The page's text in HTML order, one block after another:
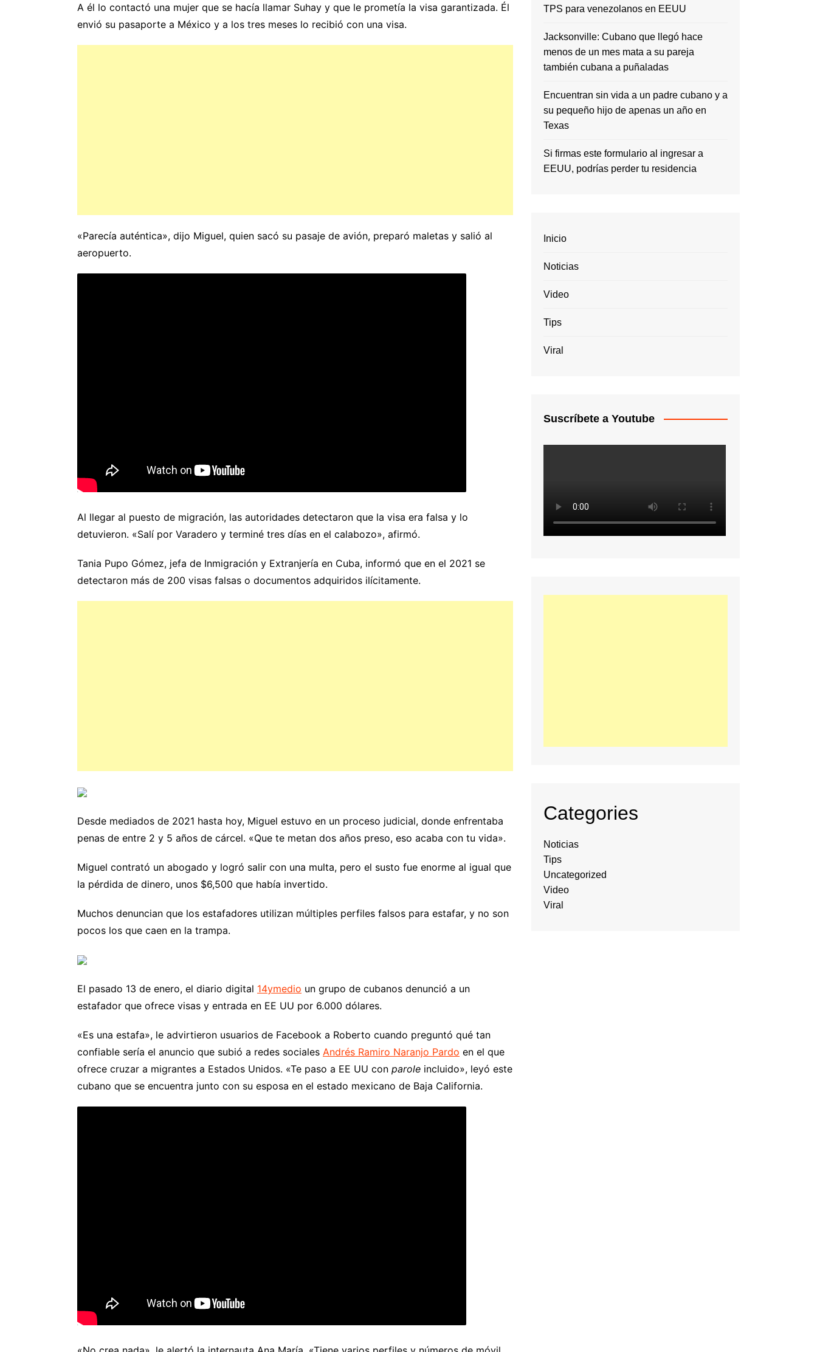
A él lo contactó una mujer que se hacía llamar Suhay y que le prometía la visa garantizada. Él
envió su pasaporte a México y a los tres meses lo recibió con una visa.
«Parecía auténtica», dijo Miguel, quien sacó su pasaje de avión, preparó maletas y salió al
aeropuerto.
Al llegar al puesto de migración, las autoridades detectaron que la visa era falsa y lo
detuvieron. «Salí por Varadero y terminé tres días en el calabozo», afirmó.
Tania Pupo Gómez, jefa de Inmigración y Extranjería en Cuba, informó que en el 2021 se
detectaron más de 200 visas falsas o documentos adquiridos ilícitamente.
Desde mediados de 2021 hasta hoy, Miguel estuvo en un proceso judicial, donde enfrentaba
penas de entre 2 y 5 años de cárcel. «Que te metan dos años preso, eso acaba con tu vida».
Miguel contrató un abogado y logró salir con una multa, pero el susto fue enorme al igual que
la pérdida de dinero, unos $6,500 que había invertido.
Muchos denuncian que los estafadores utilizan múltiples perfiles falsos para estafar, y no son
pocos los que caen en la trampa.
El pasado 13 de enero, el diario digital 14ymedio un grupo de cubanos denunció a un
estafador que ofrece visas y entrada en EE UU por 6.000 dólares.
«Es una estafa», le advirtieron usuarios de Facebook a Roberto cuando preguntó qué tan
confiable sería el anuncio que subió a redes sociales Andrés Ramiro Naranjo Pardo en el que
ofrece cruzar a migrantes a Estados Unidos. «Te paso a EE UU con parole incluido», leyó este
cubano que se encuentra junto con su esposa en el estado mexicano de Baja California.
TPS para venezolanos en EEUU
Jacksonville: Cubano que llegó hace
menos de un mes mata a su pareja
también cubana a puñaladas
Encuentran sin vida a un padre cubano y a
su pequeño hijo de apenas un año en
Texas
Si firmas este formulario al ingresar a
EEUU, podrías perder tu residencia
Inicio
Noticias
Video
Tips
Viral
Suscríbete a Youtube
Categories
Noticias
Tips
Uncategorized
Video
Viral